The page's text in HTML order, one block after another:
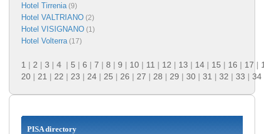
Hotel Tirrenia(9)
Hotel VALTRIANO (2)
Hotel VISIGNANO (1)
Hotel Volterra(17)
1 | 2 | 3 | 4 | 5 | 6 | 7 | 8 | 9 | 10 | 11 | 12 | 13 | 14 | 15 | 16 | 17 |
20 | 21 | 22 | 23 | 24 | 25 | 26 | 27 | 28 | 29 | 30 | 31 | 32 | 33 | 34
PISA directory